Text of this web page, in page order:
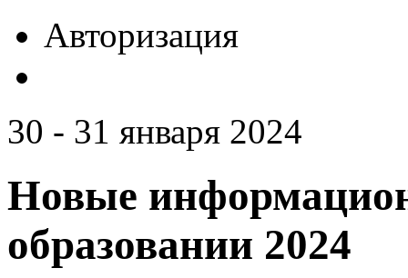
Авторизация
30 - 31 января 2024
Новые
образовании 2024